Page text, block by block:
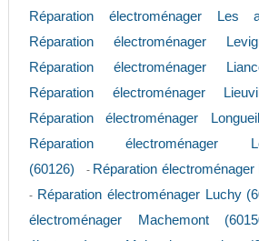
Réparation électroménager Les
Réparation électroménager
Réparation électroménager
Réparation électroménager
Réparation électroménager
Réparation électroménager
(60126)
- Réparation électroménager
- Réparation électroménager Luchy
électroménager Machemont